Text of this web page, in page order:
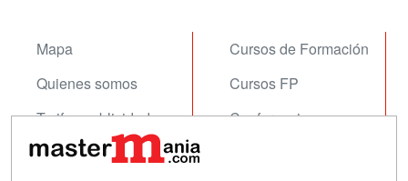
Mapa
Quienes somos
Tarifas publicidad
Acceso Usuarios
Cursos de Formación
Cursos FP
Conferencias